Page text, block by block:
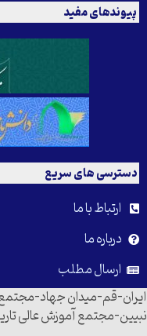
پیوندهای مفید
دسترسی های سریع
ارتباط با ما
درباره ما
ارسال مطلب
ایران-قم-میدان جهاد-
نبیین-مجتمع آموزش عالی